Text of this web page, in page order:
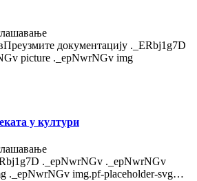
документацију ._ERbj1g7D
picture ._epNwrNGv img
у култури
._epNwrNGv ._epNwrNGv
._epNwrNGv img.pf-placeholder-svg…